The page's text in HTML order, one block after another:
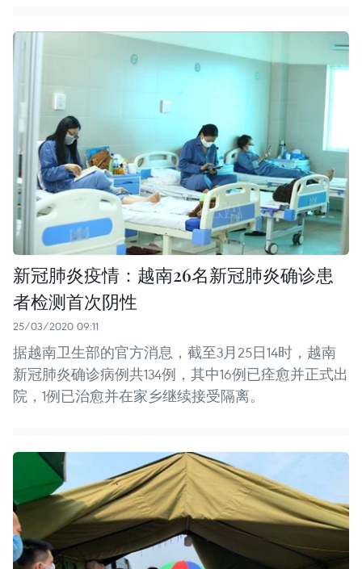
新冠肺炎疫情：越南26名新冠肺炎确诊患
者检测首次阴性
25/03/2020 09:11
据越南卫生部的官方消息，截至3月25日14时，越南
新冠肺炎确诊病例共134例，其中16例已痊愈并正式出
院，1例已治愈并在家乡继续接受隔离。